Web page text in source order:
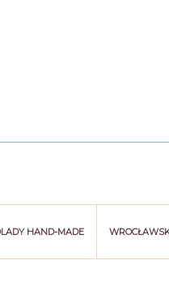
HAND-MADE